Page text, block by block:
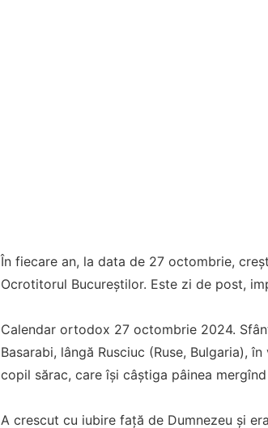
În fiecare an, la data de 27 octombrie,
Ocrotitorul Bucureștilor. Este zi de post,
Calendar ortodox 27 octombrie 2024.
Basarabi, lângă Rusciuc (Ruse, Bulgaria),
copil sărac, care își câștiga pâinea
A crescut cu iubire față de Dumnezeu și